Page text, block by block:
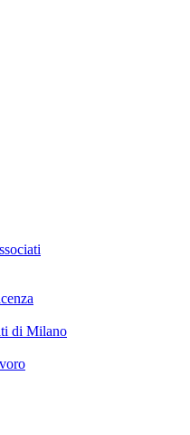
di Milano